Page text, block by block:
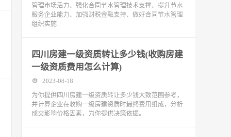
管理市场活力、强化合同节水管理技术支撑、提升节水
服务企业能力、加强财税金融支持、做好合同节水管理
组织实施
四川房建一级资质转让多少钱(收购房建
一级资质费用怎么计算)
2023-08-18
为你提供四川房建一级资质转让多少钱大致范围参考，
并计算企业在收购一级房建资质时最终费用组成，分析
成交影响价格因素，为你提供决策依据。